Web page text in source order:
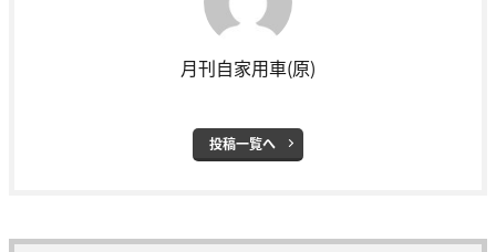
月刊自家用車(原)
投稿一覧へ